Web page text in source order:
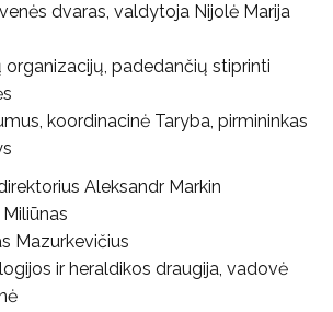
dvaras, valdytoja Nijolė Marija
organizacijų, padedančių stiprinti
koordinacinė Taryba, pirmininkas
Aleksandr Markin
Mazurkevičius
ir heraldikos draugija, vadovė